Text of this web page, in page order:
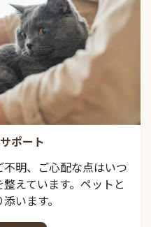
ポート
明、ご心配な点はいつ
えています。ペットと
います。